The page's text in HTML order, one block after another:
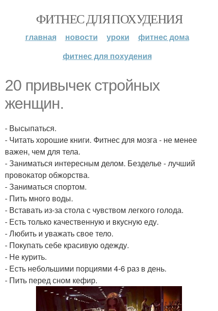
ФИТНЕС ДЛЯ ПОХУДЕНИЯ
главная новости уроки
фитнес дома
фитнес для похудения
20 привычек стройных
женщин.
- Высыпаться.
- Читать хорошие книги. Фитнес для мозга - не менее
важен, чем для тела.
- Заниматься интересным делом. Безделье - лучший
провокатор обжорства.
- Заниматься спортом.
- Пить много воды.
- Вставать из-за стола с чувством легкого голода.
- Есть только качественную и вкусную еду.
- Любить и уважать свое тело.
- Покупать себе красивую одежду.
- Не курить.
- Есть небольшими порциями 4-6 раз в день.
- Пить перед сном кефир.